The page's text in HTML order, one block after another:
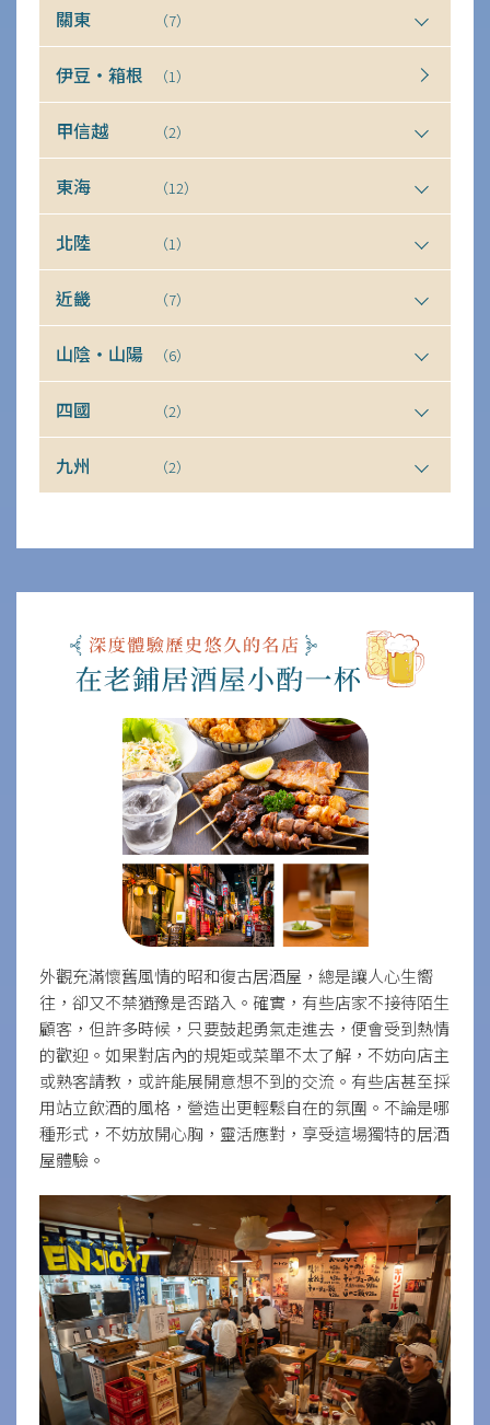
關東 （7）
伊豆・箱根 （1）
甲信越 （2）
東海 （12）
北陸 （1）
近畿 （7）
山陰・山陽 （6）
四國 （2）
九州 （2）
外觀充滿懷舊風情的昭和復古居酒屋，總是讓人心生嚮
往，卻又不禁猶豫是否踏入。確實，有些店家不接待陌生
顧客，但許多時候，只要鼓起勇氣走進去，便會受到熱情
的歡迎。如果對店內的規矩或菜單不太了解，不妨向店主
或熟客請教，或許能展開意想不到的交流。有些店甚至採
用站立飲酒的風格，營造出更輕鬆自在的氛圍。不論是哪
種形式，不妨放開心胸，靈活應對，享受這場獨特的居酒
屋體驗。